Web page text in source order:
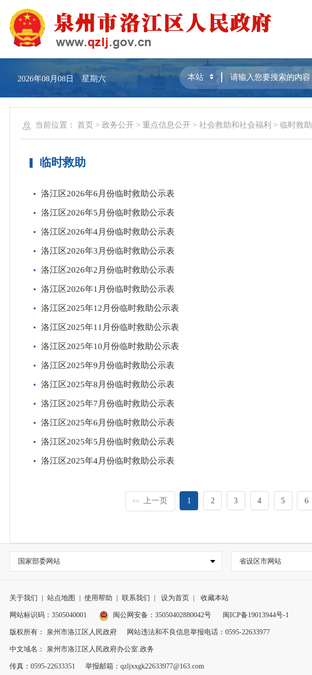
2026年08月08日 星期六
当前位置： 首页 >政务公开 >重点信息公开 >社会救助和社会福利 > 临时救助
临时救助
洛江区2026年6月份临时救助公示表
洛江区2026年5月份临时救助公示表
洛江区2026年4月份临时救助公示表
洛江区2026年3月份临时救助公示表
洛江区2026年2月份临时救助公示表
洛江区2026年1月份临时救助公示表
洛江区2025年12月份临时救助公示表
洛江区2025年11月份临时救助公示表
洛江区2025年10月份临时救助公示表
洛江区2025年9月份临时救助公示表
洛江区2025年8月份临时救助公示表
洛江区2025年7月份临时救助公示表
洛江区2025年6月份临时救助公示表
洛江区2025年5月份临时救助公示表
洛江区2025年4月份临时救助公示表
<< 上一页 1 2 3 4 5 6
国家部委网站 省设区市网站
关于我们 站点地图 使用帮助 联系我们 设为首页 收藏本站
网站标识码：3505040001 闽公网安备：35050402880042号 闽ICP备19013944号-1
版权所有： 泉州市洛江区人民政府 网站违法和不良信息举报电话：0595-22633977
中文域名： 泉州市洛江区人民政府办公室.政务
传真：0595-22633351 举报邮箱：qzljxxgk22633977@163.com